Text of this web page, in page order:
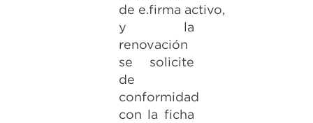
de e.firma activo,
y la
renovación
se solicite
de
conformidad
con la ficha